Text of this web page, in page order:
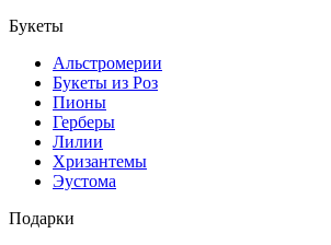
Букеты
Альстромерии
Букеты из Роз
Пионы
Герберы
Лилии
Хризантемы
Эустома
Подарки